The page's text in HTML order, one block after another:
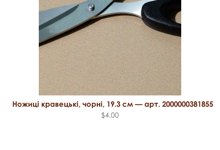
Ножиці кравецькі, чорні, 19.3 см — арт. 2000000381855
$4.00